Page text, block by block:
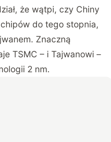
że wątpi, czy Chiny
do tego stopnia,
Znaczną
TSMC – i Tajwanowi –
2 nm.